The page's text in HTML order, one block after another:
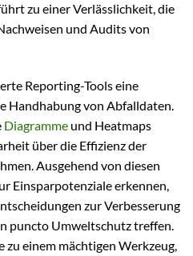
zu einer Verlässlichkeit, die
und Audits von
Reporting-Tools eine
Handhabung von Abfalldaten.
Diagramme und Heatmaps
über die Effizienz der
Ausgehend von diesen
Einsparpotenziale erkennen,
zur Verbesserung
puncto Umweltschutz treffen.
zu einem mächtigen Werkzeug,